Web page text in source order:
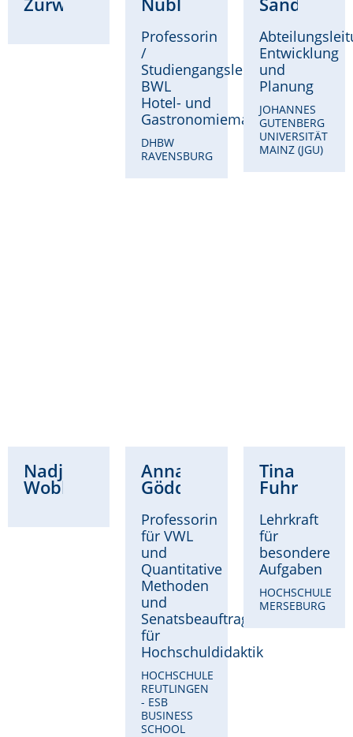
Professorin
/
Studiengangsleitung
BWL
Hotel- und
Gastronomiemanagement
DHBW
RAVENSBURG
Entwicklung
und
Planung
JOHANNES
GUTENBERG
UNIVERSITÄT
MAINZ (JGU)
Nadja
Wobbe
Anna
Göddeke
Professorin
für VWL
und
Quantitative
Methoden
und
Senatsbeauftragte
für
Hochschuldidaktik
HOCHSCHULE
REUTLINGEN
- ESB
BUSINESS
SCHOOL
Tina
Fuhrmann
Lehrkraft
für
besondere
Aufgaben
HOCHSCHULE
MERSEBURG